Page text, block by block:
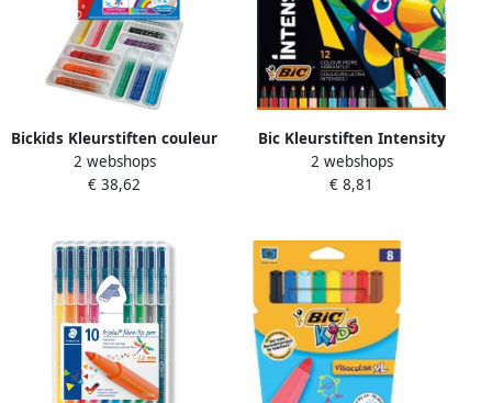
Bickids Kleurstiften couleur
medium assorti schoolbox
Ã 144 stuks
2 webshops
€ 38,62
Bic Kleurstiften Intensity
Premium assorti etui Ã 12
stuks
2 webshops
€ 8,81